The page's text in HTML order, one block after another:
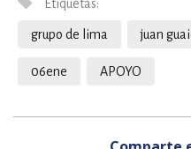
Etiquetas:
grupo de lima juan
06ene APOYO